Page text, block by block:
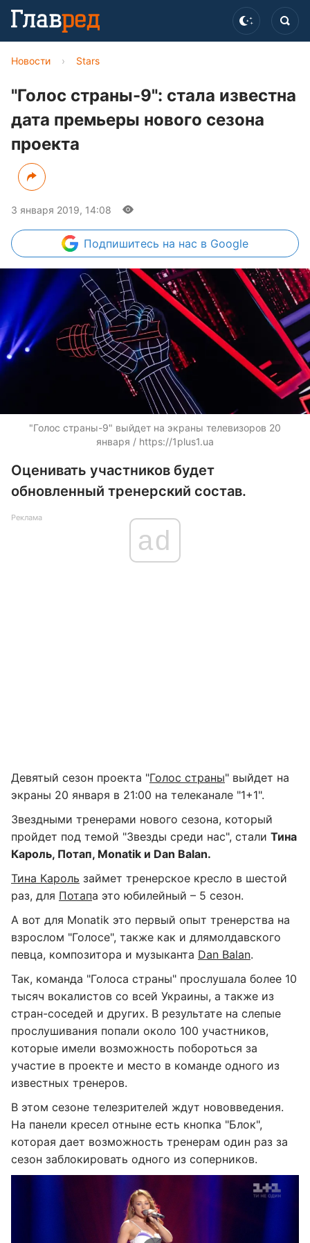
Новости › Stars
"Голос страны-9": стала известна
дата премьеры нового сезона
проекта
3 января 2019, 14:08
Подпишитесь на нас в Google
"Голос страны-9" выйдет на экраны телевизоров 20
января / https://1plus1.ua
Оценивать участников будет
обновленный тренерский состав.
Реклама
ad
Девятый сезон проекта "Голос страны" выйдет на
экраны 20 января в 21:00 на телеканале "1+1".
Звездными тренерами нового сезона, который
пройдет под темой "Звезды среди нас", стали Тина
Кароль, Потап, Monatik и Dan Balan.
Тина Кароль займет тренерское кресло в шестой
раз, для Потапа это юбилейный – 5 сезон.
А вот для Monatik это первый опыт тренерства на
взрослом "Голосе", также как и длямолдавского
певца, композитора и музыканта Dan Balan.
Так, команда "Голоса страны" прослушала более 10
тысяч вокалистов со всей Украины, а также из
стран-соседей и других. В результате на слепые
прослушивания попали около 100 участников,
которые имели возможность побороться за
участие в проекте и место в команде одного из
известных тренеров.
В этом сезоне телезрителей ждут нововведения.
На панели кресел отныне есть кнопка "Блок",
которая дает возможность тренерам один раз за
сезон заблокировать одного из соперников.